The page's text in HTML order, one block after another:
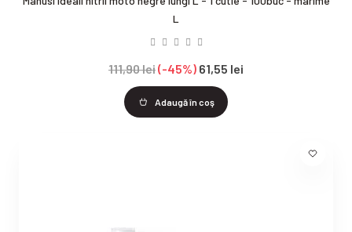
L
111,90 lei -45% 61,55 lei
Adaugă în coş